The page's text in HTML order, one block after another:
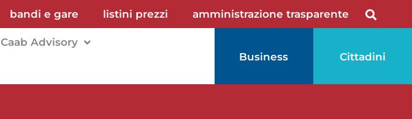
bandi e gare listini prezzi amministrazione trasparente
Caab Advisory
Business Cittadini